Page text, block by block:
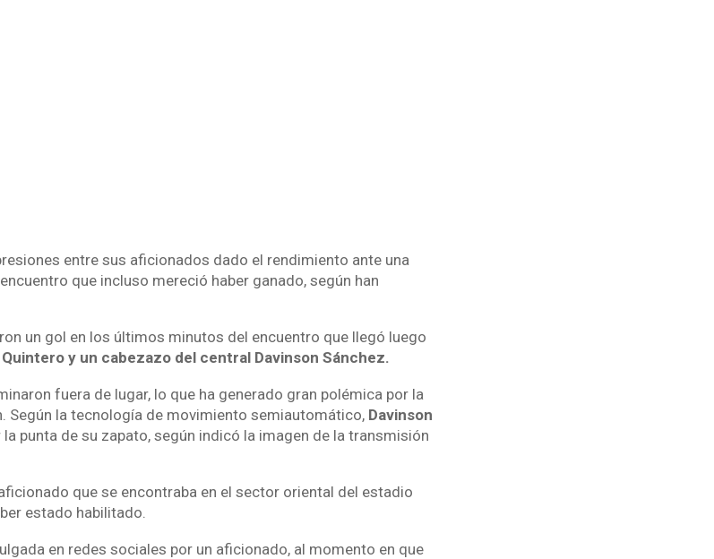
entre sus aficionados dado el rendimiento ante una
que incluso mereció haber ganado, según han
un gol en los últimos minutos del encuentro que llegó luego
y un cabezazo del central Davinson Sánchez.
fuera de lugar, lo que ha generado gran polémica por la
Según la tecnología de movimiento semiautomático, Davinson
punta de su zapato, según indicó la imagen de la transmisión
que se encontraba en el sector oriental del estadio
estado habilitado.
en redes sociales por un aficionado, al momento en que